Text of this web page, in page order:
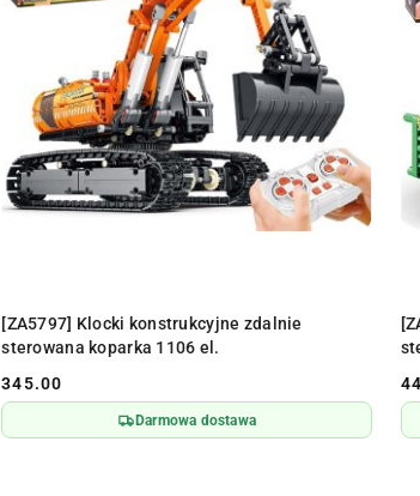
[ZA5797] Klocki konstrukcyjne zdalnie
sterowana koparka 1106 el.
Cena:
345.00
Darmowa dostawa
DO KOSZYKA